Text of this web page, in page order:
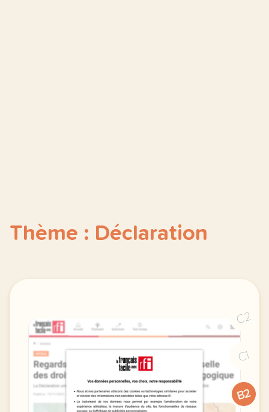
Thème : Déclaration
C2
C1
B2